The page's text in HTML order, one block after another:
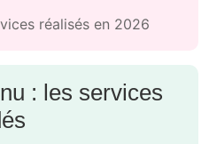
réalisés en 2026
: les services